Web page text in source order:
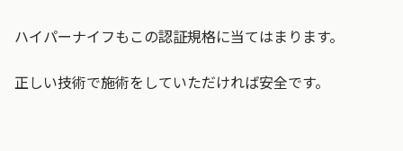
ハイパーナイフもこの認証規格に当てはまります。
正しい技術で施術をしていただければ安全です。